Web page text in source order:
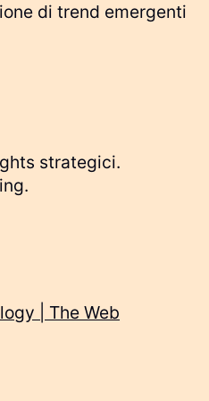
di trend emergenti
strategici.
| The Web